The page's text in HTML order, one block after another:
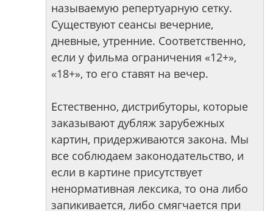
называемую репертуарную сетку.
Существуют сеансы вечерние,
дневные, утренние. Соответственно,
если у фильма ограничения «12+»,
«18+», то его ставят на вечер.
Естественно, дистрибуторы, которые
заказывают дубляж зарубежных
картин, придерживаются закона. Мы
все соблюдаем законодательство, и
если в картине присутствует
ненормативная лексика, то она либо
запикивается, либо смягчается при